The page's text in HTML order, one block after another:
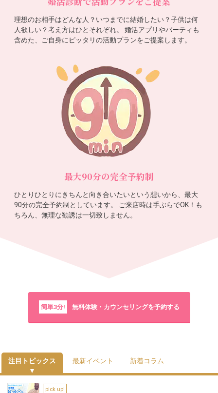
理想のお相手はどんな人？いつまでに結婚したい？子供は何
人欲しい？考え方はひとそれぞれ。 婚活アプリやパーティも
含めた、ご自身にピッタリの活動プランをご提案します。
最大90分の完全予約制
ひとりひとりにきちんと向き合いたいという想いから、最大
90分の完全予約制としています。 ご来店時は手ぶらでOK！も
ちろん、無理な勧誘は一切致しません。
簡単3分! 無料体験・カウンセリングを予約する
注目トピックス 最新イベント 新着コラム
pick up!